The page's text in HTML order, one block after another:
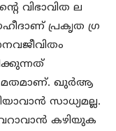
വിഭാവിത ല
പ്രകൃത ഗ്ര
മതമാണ്. ഖുര്‍ആ
സാധ്യമല്ല.
കഴിയുക